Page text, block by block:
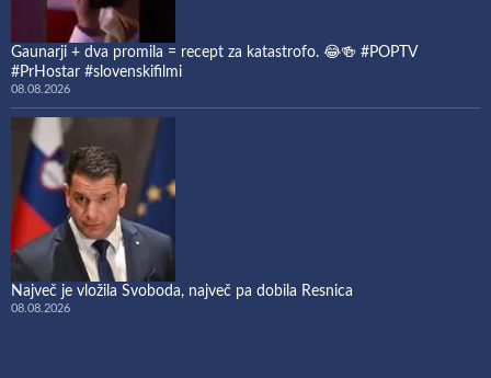
Gaunarji + dva promila = recept za katastrofo. 😂🍻 #POPTV
#PrHostar #slovenskifilmi
08.08.2026
Največ je vložila Svoboda, največ pa dobila Resnica
08.08.2026